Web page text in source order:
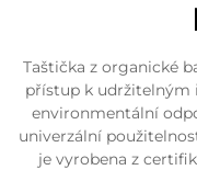
Taštička z organické
přístup k udržitelným
environmentální
univerzální
je vyrobena z